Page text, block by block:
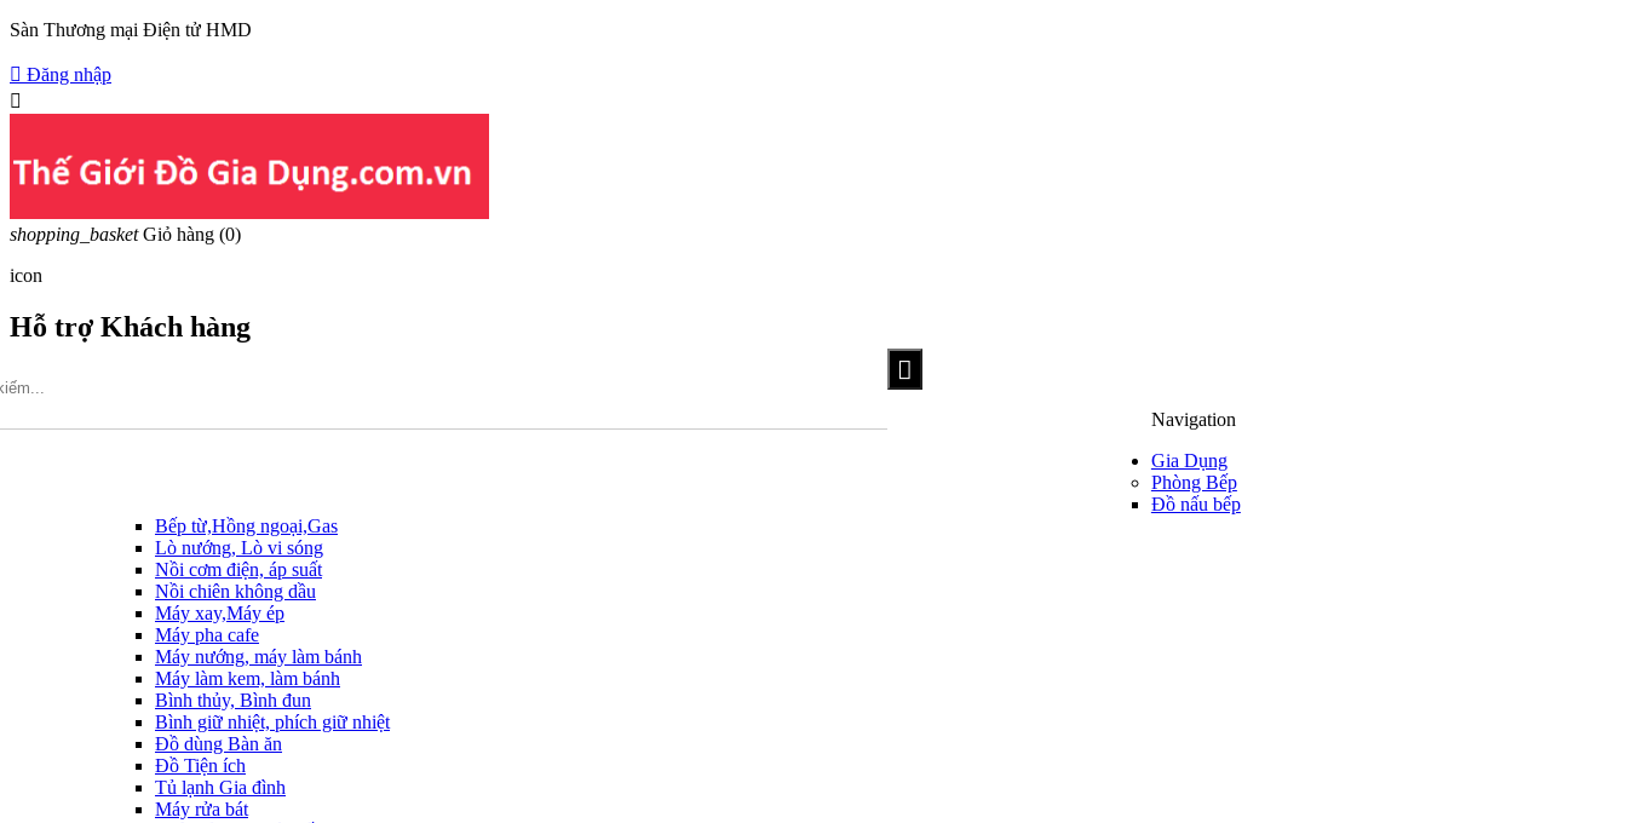
Sàn Thương mại Điện tử HMD
 Đăng nhập

shopping_basket Giỏ hàng (0)
icon
Hỗ trợ Khách hàng
Hotline: 09317.456.44
Navigation
Gia Dụng
Phòng Bếp
Đồ nấu bếp
Bếp từ,Hồng ngoại,Gas
Lò nướng, Lò vi sóng
Nồi cơm điện, áp suất
Nồi chiên không dầu
Máy xay,Máy ép
Máy pha cafe
Máy nướng, máy làm bánh
Máy làm kem, làm bánh
Bình thủy, Bình đun
Bình giữ nhiệt, phích giữ nhiệt
Đồ dùng Bàn ăn
Đồ Tiện ích
Tủ lạnh Gia đình
Máy rửa bát